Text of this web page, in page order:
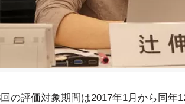
の評価対象期間は2017年1月から同年